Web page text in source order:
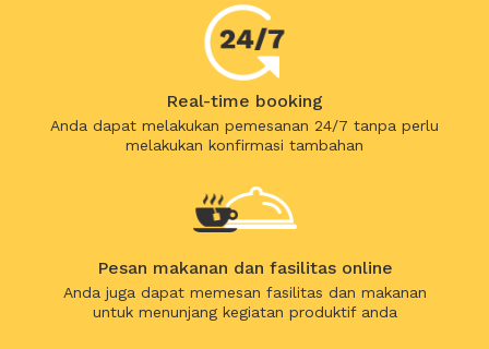
Real-time booking
Anda dapat melakukan pemesanan 24/7 tanpa perlu
melakukan konfirmasi tambahan
Pesan makanan dan fasilitas online
Anda juga dapat memesan fasilitas dan makanan
untuk menunjang kegiatan produktif anda